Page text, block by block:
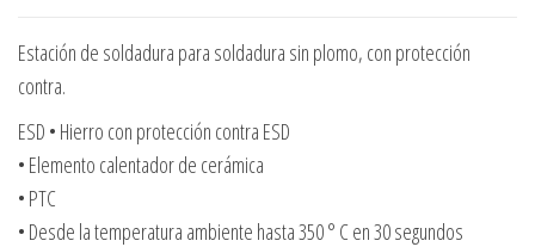
Estación de soldadura para soldadura sin plomo, con protección
contra.
ESD • Hierro con protección contra ESD
• Elemento calentador de cerámica
• PTC
• Desde la temperatura ambiente hasta 350 ° C en 30 segundos